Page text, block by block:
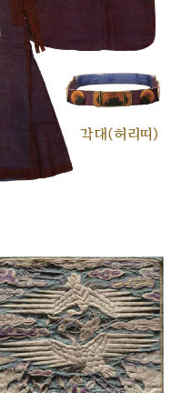
각대(허리띠)